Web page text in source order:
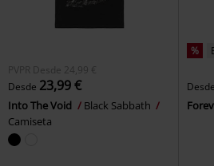
PVPR Desde 24,99 €
Desde 23,99 €
Into The Void
Black Sabbath
Camiseta
%
Desde